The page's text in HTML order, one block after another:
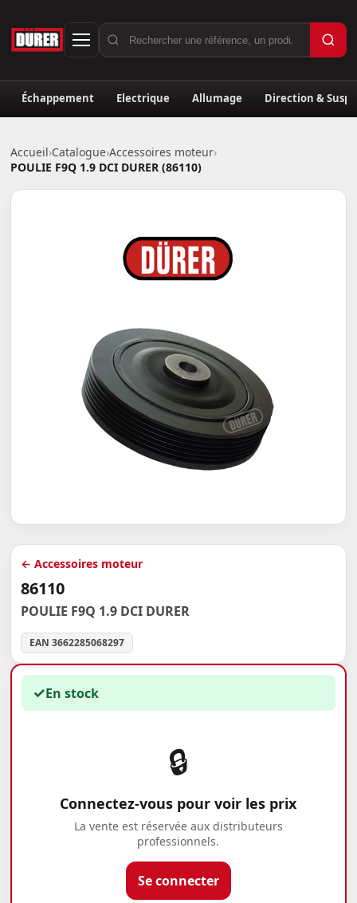
Échappement Electrique Allumage Direction &
Accueil›Catalogue›Accessoires moteur›
POULIE F9Q 1.9 DCI DURER (86110)
← Accessoires moteur
86110
POULIE F9Q 1.9 DCI DURER
EAN 3662285068297
✓En stock
🔒
Connectez-vous pour voir les prix
La vente est réservée aux distributeurs
professionnels.
Se connecter